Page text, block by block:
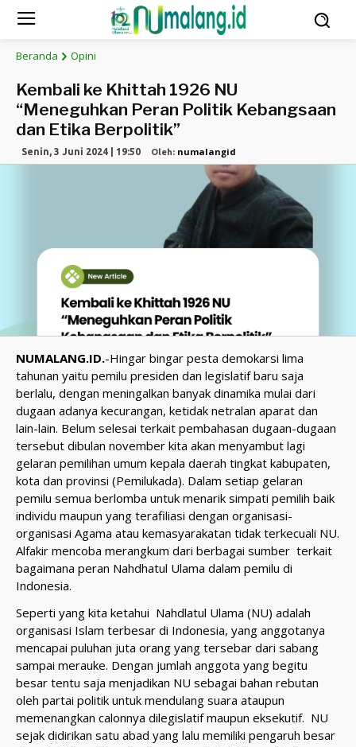
Beranda Opini
Kembali ke Khittah 1926 NU
“Meneguhkan Peran Politik Kebangsaan
dan Etika Berpolitik”
Senin, 3 Juni 2024 | 19:50 Oleh: numalangid
NUMALANG.ID.-Hingar bingar pesta demokarsi lima
tahunan yaitu pemilu presiden dan legislatif baru saja
berlalu, dengan meningalkan banyak dinamika mulai dari
dugaan adanya kecurangan, ketidak netralan aparat dan
lain-lain. Belum selesai terkait pembahasan dugaan-dugaan
tersebut dibulan november kita akan menyambut lagi
gelaran pemilihan umum kepala daerah tingkat kabupaten,
kota dan provinsi (Pemilukada). Dalam setiap gelaran
pemilu semua berlomba untuk menarik simpati pemilih baik
individu maupun yang terafiliasi dengan organisasi-
organisasi Agama atau kemasyarakatan tidak terkecuali NU.
Alfakir mencoba merangkum dari berbagai sumber terkait
bagaimana peran Nahdhatul Ulama dalam pemilu di
Indonesia.
Seperti yang kita ketahui Nahdlatul Ulama (NU) adalah
organisasi Islam terbesar di Indonesia, yang anggotanya
mencapai puluhan juta orang yang tersebar dari sabang
sampai merauke. Dengan jumlah anggota yang begitu
besar tentu saja menjadikan NU sebagai bahan rebutan
oleh partai politik untuk mendulang suara ataupun
memenangkan calonnya dilegislatif maupun eksekutif. NU
sejak didirikan satu abad yang lalu memiliki pengaruh besar